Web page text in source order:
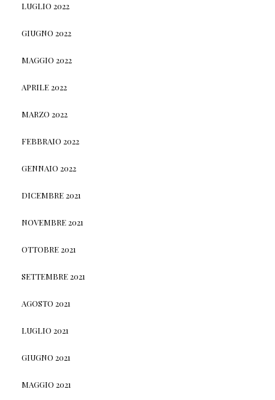
LUGLIO 2022
GIUGNO 2022
MAGGIO 2022
APRILE 2022
MARZO 2022
FEBBRAIO 2022
GENNAIO 2022
DICEMBRE 2021
NOVEMBRE 2021
OTTOBRE 2021
SETTEMBRE 2021
AGOSTO 2021
LUGLIO 2021
GIUGNO 2021
MAGGIO 2021